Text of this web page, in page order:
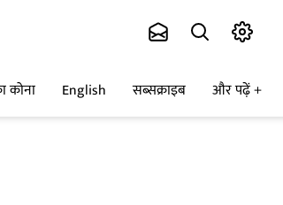
कोना English सब्सक्राइब और पढ़ें